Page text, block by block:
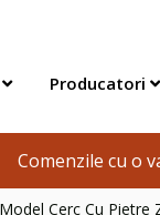
Producatori
Comenzile cu o
Cerc Cu